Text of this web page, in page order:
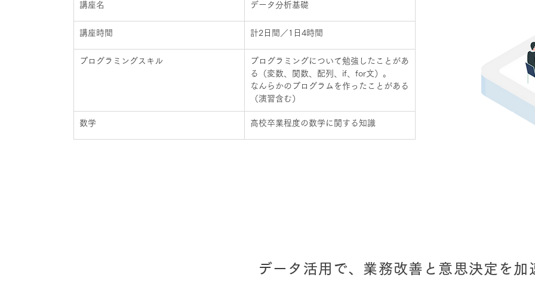
講座名 データ分析基礎
講座時間 計2日間／1日4時間
プログラミングスキル
プログラミングについて勉強したことがあ
る（変数、関数、配列、if、for文）。
なんらかのプログラムを作ったことがある
（演習含む）
数学 高校卒業程度の数学に関する知識
データ活用で、業務改善と意思決定を加